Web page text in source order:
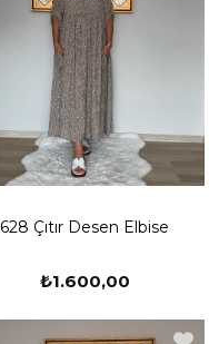
628 Çıtır Desen Elbise
₺1.600,00